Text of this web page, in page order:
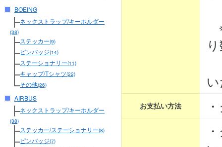
BOEING
ネックストラップ/キーホルダー
(38)
ステッカー(9)
ピンバッジ(14)
ステーショナリー(11)
キャップ/Tシャツ(22)
その他(26)
AIRBUS
ネックストラップ/キーホルダー
(38)
ステッカー/ステーショナリー(8)
ピンバッジ(7)
お支払い方法